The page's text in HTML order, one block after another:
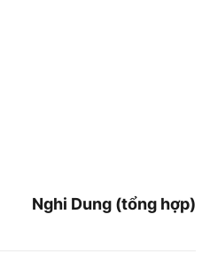
Nghi Dung (tổng hợp)